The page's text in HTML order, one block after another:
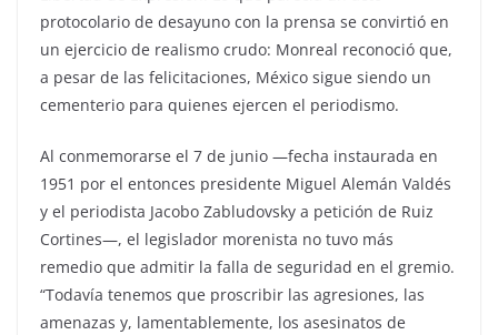
protocolario de desayuno con la prensa se convirtió en
un ejercicio de realismo crudo: Monreal reconoció que,
a pesar de las felicitaciones, México sigue siendo un
cementerio para quienes ejercen el periodismo.
Al conmemorarse el 7 de junio —fecha instaurada en
1951 por el entonces presidente Miguel Alemán Valdés
y el periodista Jacobo Zabludovsky a petición de Ruiz
Cortines—, el legislador morenista no tuvo más
remedio que admitir la falla de seguridad en el gremio.
“Todavía tenemos que proscribir las agresiones, las
amenazas y, lamentablemente, los asesinatos de